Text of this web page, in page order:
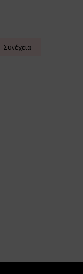
Συνέχεια